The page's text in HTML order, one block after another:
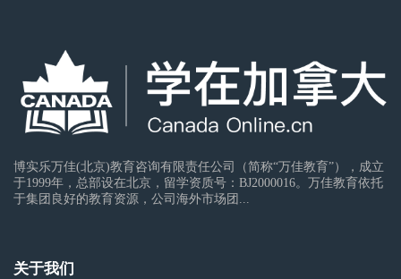
博实乐万佳(北京)教育咨询有限责任公司（简称“万佳教育”），成立
于1999年，总部设在北京，留学资质号：BJ2000016。万佳教育依托
于集团良好的教育资源，公司海外市场团...
关于我们